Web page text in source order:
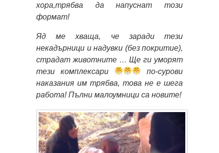
хора,трябва да напуснат този
формат!
Яд ме хваща, че заради тези
некадърници и надувки (без покритие),
страдат животните … Ще ги уморят
тези комплексари
по-сурови
наказания им трябва, това не е шега
работа! Пълни малоумници са новите!